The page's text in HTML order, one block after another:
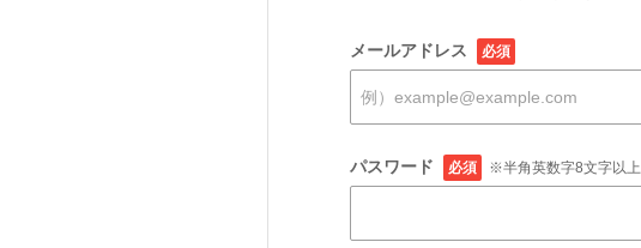
メールアドレス 必須
パスワード 必須 ※半角英数字8文字以上